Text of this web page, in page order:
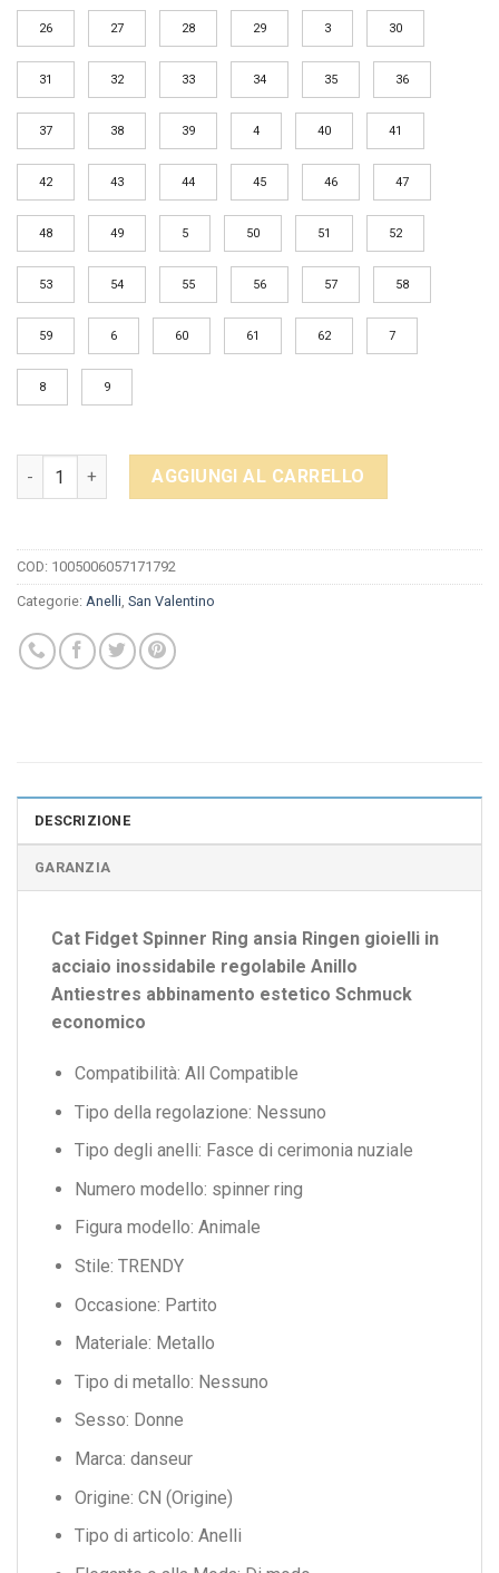
26 27 28 29 3 30
31 32 33 34 35 36
37 38 39 4 40 41
42 43 44 45 46 47
48 49 5 50 51 52
53 54 55 56 57 58
59 6 60 61 62 7
8 9
Cat Fidget Spinner Ring ansia Ringen gioielli in acciaio
AGGIUNGI AL CARRELLO
COD: 1005006057171792
Categorie: Anelli, San Valentino
DESCRIZIONE
GARANZIA
Cat Fidget Spinner Ring ansia Ringen gioielli in
acciaio inossidabile regolabile Anillo
Antiestres abbinamento estetico Schmuck
economico
Compatibilità: All Compatible
Tipo della regolazione: Nessuno
Tipo degli anelli: Fasce di cerimonia nuziale
Numero modello: spinner ring
Figura modello: Animale
Stile: TRENDY
Occasione: Partito
Materiale: Metallo
Tipo di metallo: Nessuno
Sesso: Donne
Marca: danseur
Origine: CN (Origine)
Tipo di articolo: Anelli